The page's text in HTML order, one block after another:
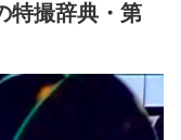
特撮辞典・第